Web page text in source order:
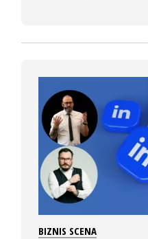
BIZNIS SCENA